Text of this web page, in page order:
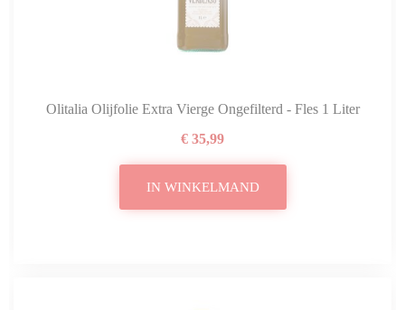
Olitalia Olijfolie Extra Vierge Ongefilterd - Fles 1 Liter
€ 35,99
IN WINKELMAND